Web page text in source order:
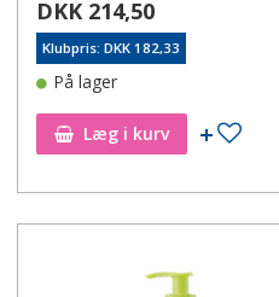
DKK 214,50
Klubpris: DKK 182,33
På lager
Læg i kurv